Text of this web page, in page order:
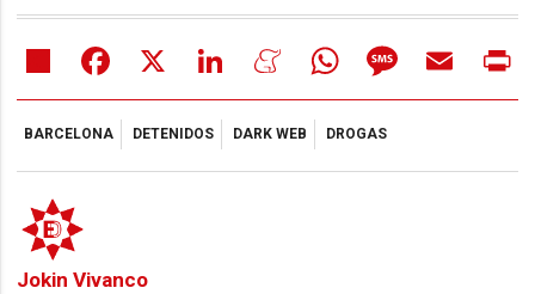
Share Facebook LinkedIn MeneameWhatsAppMessageEmail
BARCELONA DETENIDOS DARK WEB DROGAS
Jokin Vivanco